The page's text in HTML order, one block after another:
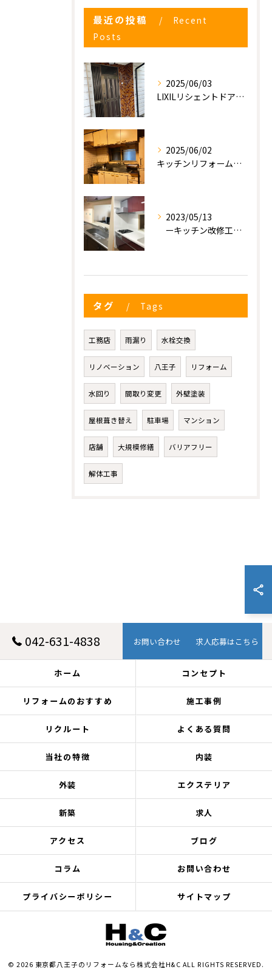
最近の投稿
Recent
Posts
2025/06/03
LIXILリシェントドアの入れ替え
2025/06/02
キッチンリフォーム工事
2023/05/13
ーキッチン改修工事ー
タグ Tags
工務店 雨漏り 水栓交換
リノベーション 八王子 リフォーム
水回り 間取り変更 外壁塗装
屋根葺き替え 駐車場 マンション
店舗 大規模修繕 バリアフリー
解体工事
042-631-4838 お問い合わせ 求人応募はこちら
ホーム コンセプト
リフォームのおすすめ 施工事例
リクルート よくある質問
当社の特徴 内装
外装 エクステリア
新築 求人
アクセス ブログ
コラム お問い合わせ
プライバシーポリシー サイトマップ
© 2026 東京都八王子のリフォームなら株式会社H&C ALL RIGHTS RESERVED.
お気軽にお問い合わせください